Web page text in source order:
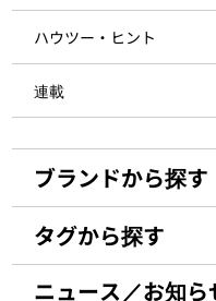
ハウツー・ヒント
連載
ブランドから探す
タグから探す
ニュース／お知ら